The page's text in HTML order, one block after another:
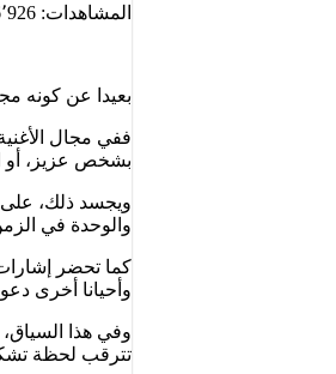
المشاهدات:
بعيدا عن كونه
ففي مجال
بشخص عزيز، أو
والوحدة في
كما تحضر إشارات
وأحيانا أخرى
تترقب لحظة تشكل